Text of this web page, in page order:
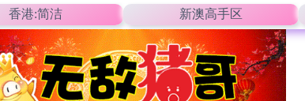
香港:简洁 新澳高手区